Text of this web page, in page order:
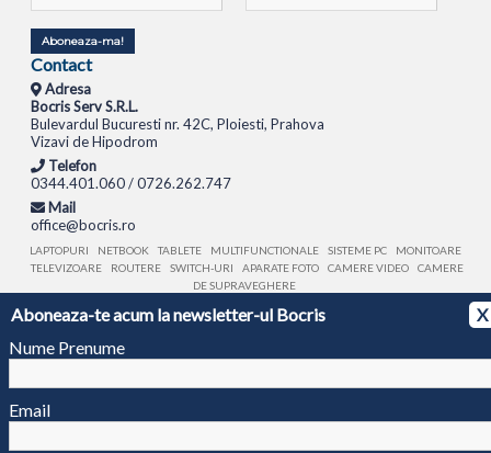
Aboneaza-te acum la newsletter-ul Bocris
X
Nume Prenume
Email
Aboneaza-ma!
Contact
Adresa
Bocris Serv S.R.L.
Bulevardul Bucuresti nr. 42C, Ploiesti, Prahova
Vizavi de Hipodrom
Telefon
0344.401.060 / 0726.262.747
Mail
office@bocris.ro
LAPTOPURI NETBOOK TABLETE MULTIFUNCTIONALE SISTEME PC
MONITOARE
TELEVIZOARE
ROUTERE SWITCH-URI APARATE FOTO CAMERE VIDEO
CAMERE
DE SUPRAVEGHERE